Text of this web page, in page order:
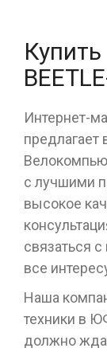
Интернет-
предлагает
с лучшими
высокое
связаться
все
Наша
техники в
должно